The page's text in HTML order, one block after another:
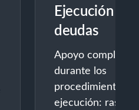
Ejecución de
deudas
Apoyo completo
durante los
procedimientos
ejecución: rastreo